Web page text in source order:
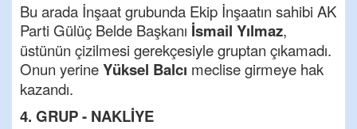
Bu arada İnşaat grubunda Ekip İnşaatın sahibi AK
Parti Gülüç Belde Başkanı İsmail Yılmaz,
üstünün çizilmesi gerekçesiyle gruptan çıkamadı.
Onun yerineYüksel Balcı meclise girmeye hak
kazandı.
4. GRUP - NAKLİYE